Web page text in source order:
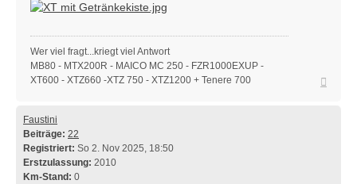
Wer viel fragt...kriegt viel Antwort
MB80 - MTX200R - MAICO MC 250 - FZR1000EXUP -
XT600 - XTZ660 -XTZ 750 - XTZ1200 + Tenere 700
Faustini
Beiträge: 22
Registriert: So 2. Nov 2025, 18:50
Erstzulassung: 2010
Km-Stand: 0